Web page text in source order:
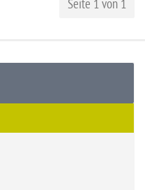
Seite 1 von 1